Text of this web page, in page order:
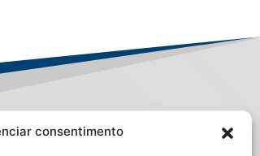
consentimento